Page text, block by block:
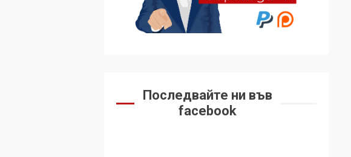
Последвайте ни във
facebook